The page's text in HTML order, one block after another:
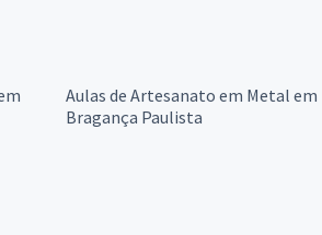
Aulas de Artesanato em Metal em
Bragança Paulista